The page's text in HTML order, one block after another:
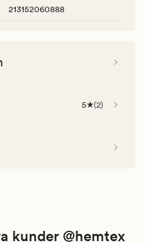
213152060888
5 (2)
kunder @hemtex